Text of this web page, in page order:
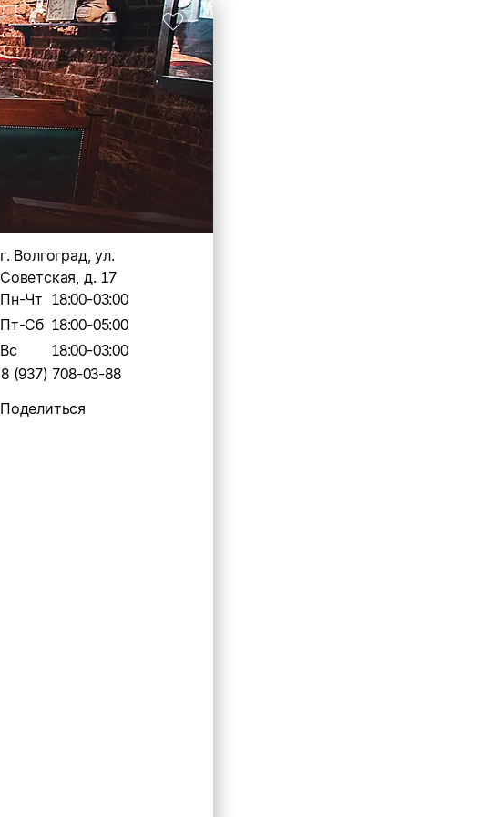
г. Волгоград, ул.
Советская, д. 17
Пн-Чт 18:00-03:00
Пт-Сб 18:00-05:00
Вс
18:00-03:00
8 (937) 708-03-88
Поделиться